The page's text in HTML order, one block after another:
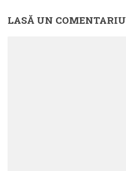
LASĂ UN COMENTARIU